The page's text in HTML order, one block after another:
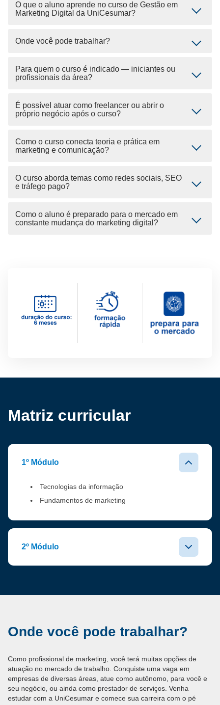
O que o aluno aprende no curso de Gestão em
Marketing Digital da UniCesumar?
Onde você pode trabalhar?
Para quem o curso é indicado — iniciantes ou
profissionais da área?
É possível atuar como freelancer ou abrir o
próprio negócio após o curso?
Como o curso conecta teoria e prática em
marketing e comunicação?
O curso aborda temas como redes sociais, SEO
e tráfego pago?
Como o aluno é preparado para o mercado em
constante mudança do marketing digital?
Matriz curricular
1º Módulo
Tecnologias da informação
Fundamentos de marketing
2º Módulo
Onde você pode trabalhar?
Como profissional de marketing, você terá muitas opções de
atuação no mercado de trabalho. Conquiste uma vaga em
empresas de diversas áreas, atue como autônomo, para você e
seu negócio, ou ainda como prestador de serviços. Venha
estudar com a UniCesumar e comece sua carreira com o pé